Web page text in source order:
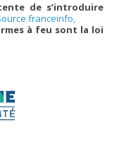
de s’introduire
franceinfo,
à feu sont la loi